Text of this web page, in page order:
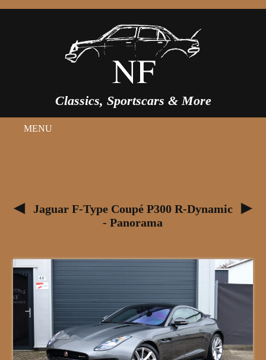
Classics, Sportscars & More
MENU
Jaguar F-Type Coupé P300 R-Dynamic
- Panorama